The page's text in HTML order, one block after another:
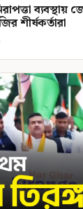
ব্যবস্থায়
শীর্ষকর্তারা